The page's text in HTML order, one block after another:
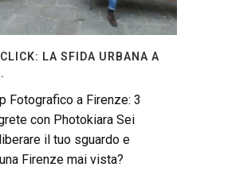
LA SFIDA URBANA A
Fotografico a Firenze: 3
con Photokiara Sei
il tuo sguardo e
Firenze mai vista?